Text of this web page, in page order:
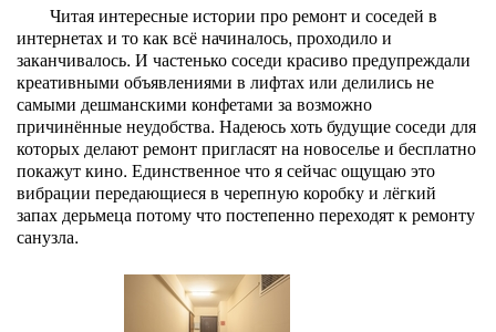
Читая интересные истории про ремонт и соседей в
интернетах и то как всё начиналось, проходило и
заканчивалось. И частенько соседи красиво предупреждали
креативными объявлениями в лифтах или делились не
самыми дешманскими конфетами за возможно
причинённые неудобства. Надеюсь хоть будущие соседи для
которых делают ремонт пригласят на новоселье и бесплатно
покажут кино. Единственное что я сейчас ощущаю это
вибрации передающиеся в черепную коробку и лёгкий
запах дерьмеца потому что постепенно переходят к ремонту
санузла.